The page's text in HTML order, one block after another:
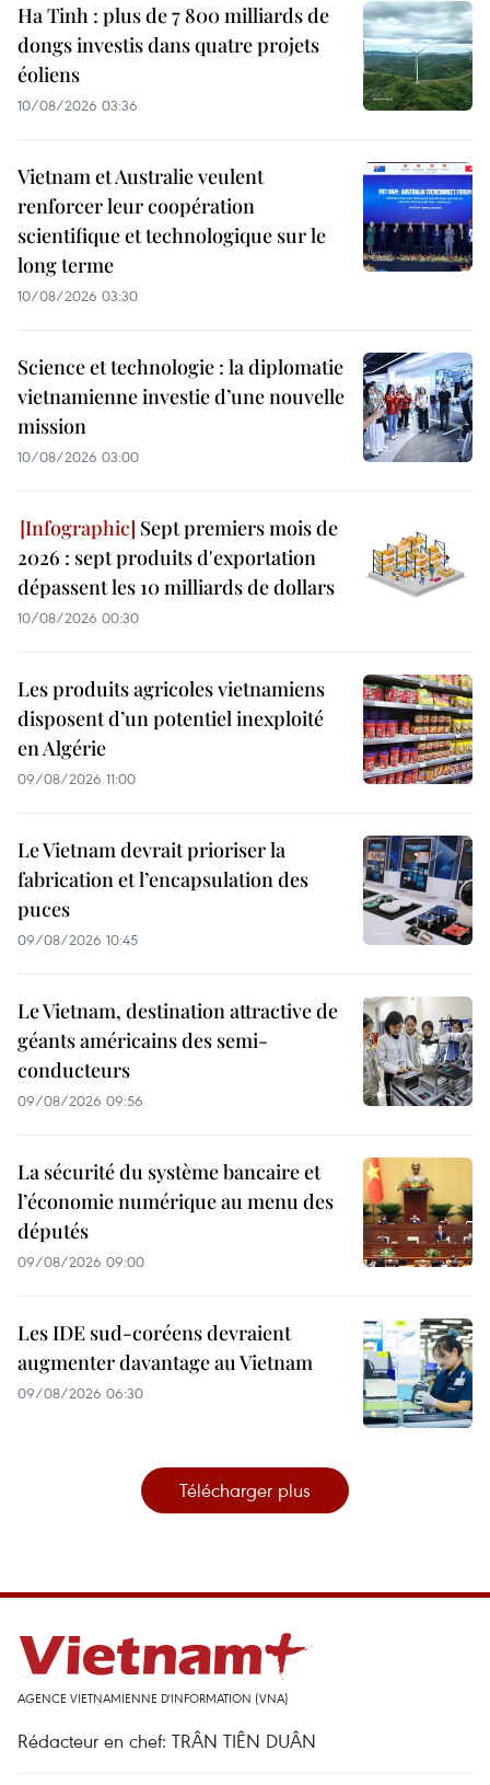
Ha Tinh : plus de 7 800 milliards de
dongs investis dans quatre projets
éoliens
10/08/2026 03:36
Vietnam et Australie veulent
renforcer leur coopération
scientifique et technologique sur le
long terme
10/08/2026 03:30
Science et technologie : la diplomatie
vietnamienne investie d’une nouvelle
mission
10/08/2026 03:00
Sept premiers mois de
2026 : sept produits d'exportation
dépassent les 10 milliards de dollars
10/08/2026 00:30
Les produits agricoles vietnamiens
disposent d’un potentiel inexploité
en Algérie
09/08/2026 11:00
Le Vietnam devrait prioriser la
fabrication et l’encapsulation des
puces
09/08/2026 10:45
Le Vietnam, destination attractive de
géants américains des semi-
conducteurs
09/08/2026 09:56
La sécurité du système bancaire et
l’économie numérique au menu des
députés
09/08/2026 09:00
Les IDE sud-coréens devraient
augmenter davantage au Vietnam
09/08/2026 06:30
Télécharger plus
AGENCE VIETNAMIENNE D'INFORMATION (VNA)
Rédacteur en chef: TRÂN TIÊN DUÂN